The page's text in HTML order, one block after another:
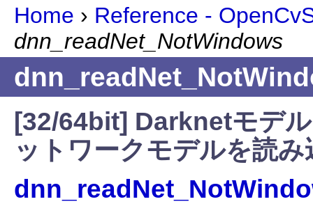
Home › Reference -
dnn_readNet_NotWindows
[32/64bit] Darknetモデ
ットワークモデルを読